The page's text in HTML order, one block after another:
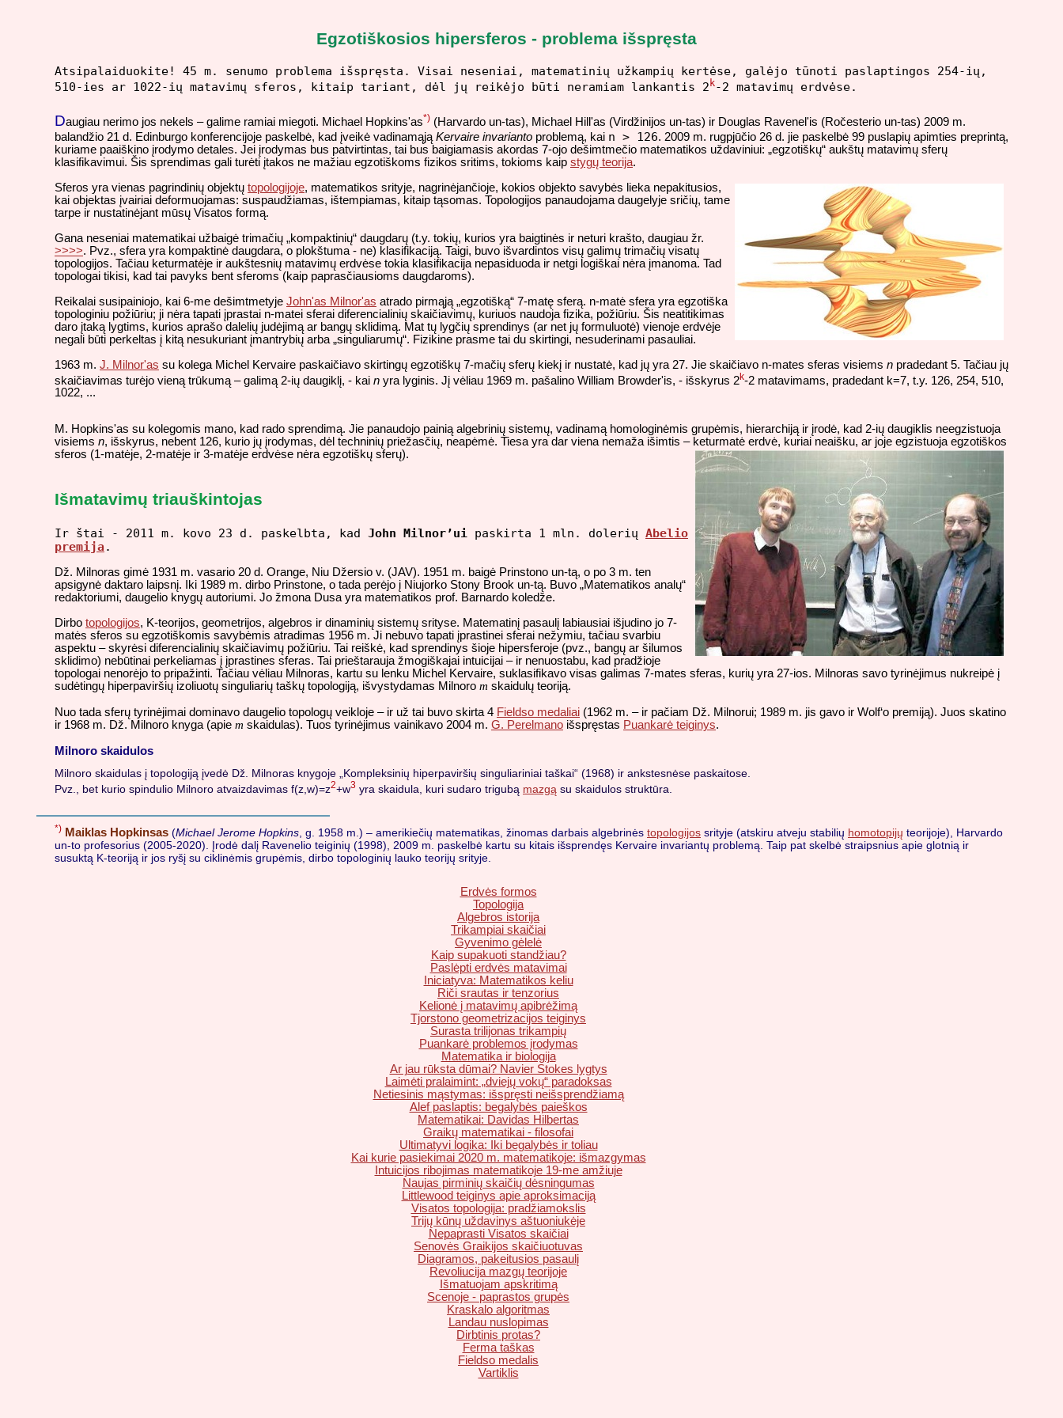
Egzotiškosios hipersferos - problema išspręsta
Atsipalaiduokite! 45 m. senumo problema išspręsta. Visai neseniai, matematinių užkampių kertėse, galėjo tūnoti paslaptingos 254-ių,
510-ies ar 1022-ių matavimų sferos, kitaip tariant, dėl jų reikėjo būti neramiam lankantis 2 k-2 matavimų erdvėse.
Daugiau nerimo jos nekels – galime ramiai miegoti. Michael Hopkins'as*) (Harvardo un-tas), Michael Hill'as (Virdžinijos un-tas) ir Douglas Ravenel'is (Ročesterio un-tas) 2009 m.
balandžio 21 d. Edinburgo konferencijoje paskelbė, kad įveikė vadinamąją Kervaire invarianto problemą, kai n > 126. 2009 m. rugpjūčio 26 d. jie paskelbė 99 puslapių apimties preprintą,
kuriame paaiškino įrodymo detales. Jei įrodymas bus patvirtintas, tai bus baigiamasis akordas 7-ojo dešimtmečio matematikos uždaviniui: „egzotiškų“ aukštų matavimų sferų
klasifikavimui. Šis sprendimas gali turėti įtakos ne mažiau egzotiškoms fizikos sritims, tokioms kaip stygų teorija.
Sferos yra vienas pagrindinių objektų topologijoje, matematikos srityje, nagrinėjančioje, kokios objekto savybės lieka nepakitusios,
kai objektas įvairiai deformuojamas: suspaudžiamas, ištempiamas, kitaip tąsomas. Topologijos panaudojama daugelyje sričių, tame
tarpe ir nustatinėjant mūsų Visatos formą.
Gana neseniai matematikai užbaigė trimačių „kompaktinių“ daugdarų (t.y. tokių, kurios yra baigtinės ir neturi krašto, daugiau žr.
>>>>. Pvz., sfera yra kompaktinė daugdara, o plokštuma - ne) klasifikaciją. Taigi, buvo išvardintos visų galimų trimačių visatų
topologijos. Tačiau keturmatėje ir aukštesnių matavimų erdvėse tokia klasifikacija nepasiduoda ir netgi logiškai nėra įmanoma. Tad
topologai tikisi, kad tai pavyks bent sferoms (kaip paprasčiausioms daugdaroms).
Reikalai susipainiojo, kai 6-me dešimtmetyje John'as Milnor'as atrado pirmąją „egzotišką“ 7-matę sferą. n-matė sfera yra egzotiška
topologiniu požiūriu; ji nėra tapati įprastai n-matei sferai diferencialinių skaičiavimų, kuriuos naudoja fizika, požiūriu. Šis neatitikimas
daro įtaką lygtims, kurios aprašo dalelių judėjimą ar bangų sklidimą. Mat tų lygčių sprendinys (ar net jų formuluotė) vienoje erdvėje
negali būti perkeltas į kitą nesukuriant įmantrybių arba „singuliarumų“. Fizikine prasme tai du skirtingi, nesuderinami pasauliai.
1963 m. J. Milnor'as su kolega Michel Kervaire paskaičiavo skirtingų egzotiškų 7-mačių sferų kiekį ir nustatė, kad jų yra 27. Jie skaičiavo n-mates sferas visiems n pradedant 5. Tačiau jų
skaičiavimas turėjo vieną trūkumą – galimą 2-ių daugiklį, - kai n yra lyginis. Jį vėliau 1969 m. pašalino William Browder'is, - išskyrus 2k-2 matavimams, pradedant k=7, t.y. 126, 254, 510,
1022, ...
M. Hopkins'as su kolegomis mano, kad rado sprendimą. Jie panaudojo painią algebrinių sistemų, vadinamą homologinėmis grupėmis, hierarchiją ir įrodė, kad 2-ių daugiklis neegzistuoja
visiems n, išskyrus, nebent 126, kurio jų įrodymas, dėl techninių priežasčių, neapėmė. Tiesa yra dar viena nemaža išimtis – keturmatė erdvė, kuriai neaišku, ar joje egzistuoja egzotiškos
sferos (1-matėje, 2-matėje ir 3-matėje erdvėse nėra egzotiškų sferų).
Išmatavimų triauškintojas
Ir štai - 2011 m. kovo 23 d. paskelbta, kad John Milnor’ui paskirta 1 mln. dolerių Abelio
premija .
Dž. Milnoras gimė 1931 m. vasario 20 d. Orange, Niu Džersio v. (JAV). 1951 m. baigė Prinstono un-tą, o po 3 m. ten
apsigynė daktaro laipsnį. Iki 1989 m. dirbo Prinstone, o tada perėjo į Niujorko Stony Brook un-tą. Buvo „Matematikos analų“
redaktoriumi, daugelio knygų autoriumi. Jo žmona Dusa yra matematikos prof. Barnardo koledže.
Dirbo topologijos, K-teorijos, geometrijos, algebros ir dinaminių sistemų srityse. Matematinį pasaulį labiausiai išjudino jo 7-
matės sferos su egzotiškomis savybėmis atradimas 1956 m. Ji nebuvo tapati įprastinei sferai nežymiu, tačiau svarbiu
aspektu – skyrėsi diferencialinių skaičiavimų požiūriu. Tai reiškė, kad sprendinys šioje hipersferoje (pvz., bangų ar šilumos
sklidimo) nebūtinai perkeliamas į įprastines sferas. Tai prieštarauja žmogiškajai intuicijai – ir nenuostabu, kad pradžioje
topologai nenorėjo to pripažinti. Tačiau vėliau Milnoras, kartu su lenku Michel Kervaire, suklasifikavo visas galimas 7-mates sferas, kurių yra 27-ios. Milnoras savo tyrinėjimus nukreipė į
sudėtingų hiperpaviršių izoliuotų singuliarių taškų topologiją, išvystydamas Milnoro m skaidulų teoriją.
Nuo tada sferų tyrinėjimai dominavo daugelio topologų veikloje – ir už tai buvo skirta 4 Fieldso medaliai (1962 m. – ir pačiam Dž. Milnorui; 1989 m. jis gavo ir Wolf‘o premiją). Juos skatino
ir 1968 m. Dž. Milnoro knyga (apie m skaidulas). Tuos tyrinėjimus vainikavo 2004 m. G. Perelmano išspręstas Puankarė teiginys.
Milnoro skaidulos
Milnoro skaidulas į topologiją įvedė Dž. Milnoras knygoje „Kompleksinių hiperpaviršių singuliariniai taškai“ (1968) ir ankstesnėse paskaitose.
Pvz., bet kurio spindulio Milnoro atvaizdavimas f(z,w)=z2+w3 yra skaidula, kuri sudaro trigubą mazgą su skaidulos struktūra.
*) Maiklas Hopkinsas (Michael Jerome Hopkins , g. 1958 m.) – amerikiečių matematikas, žinomas darbais algebrinės topologijos srityje (atskiru atveju stabilių homotopijų teorijoje), Harvardo
un-to profesorius (2005-2020). Įrodė dalį Ravenelio teiginių (1998), 2009 m. paskelbė kartu su kitais išsprendęs Kervaire invariantų problemą. Taip pat skelbė straipsnius apie glotnią ir
susuktą K-teoriją ir jos ryšį su ciklinėmis grupėmis, dirbo topologinių lauko teorijų srityje.
Erdvės formos
Topologija
Algebros istorija
Trikampiai skaičiai
Gyvenimo gėlelė
Kaip supakuoti standžiau?
Paslėpti erdvės matavimai
Iniciatyva: Matematikos keliu
Riči srautas ir tenzorius
Kelionė į matavimų apibrėžimą
Tjorstono geometrizacijos teiginys
Surasta trilijonas trikampių
Puankarė problemos įrodymas
Matematika ir biologija
Ar jau rūksta dūmai? Navier Stokes lygtys
Laimėti pralaimint: „dviejų vokų“ paradoksas
Netiesinis mąstymas: išspręsti neišsprendžiamą
Alef paslaptis: begalybės paieškos
Matematikai: Davidas Hilbertas
Graikų matematikai - filosofai
Ultimatyvi logika: Iki begalybės ir toliau
Kai kurie pasiekimai 2020 m. matematikoje: išmazgymas
Intuicijos ribojimas matematikoje 19-me amžiuje
Naujas pirminių skaičių dėsningumas
Littlewood teiginys apie aproksimaciją
Visatos topologija: pradžiamokslis
Trijų kūnų uždavinys aštuoniukėje
Nepaprasti Visatos skaičiai
Senovės Graikijos skaičiuotuvas
Diagramos, pakeitusios pasaulį
Revoliucija mazgų teorijoje
Išmatuojam apskritimą
Scenoje - paprastos grupės
Kraskalo algoritmas
Landau nuslopimas
Dirbtinis protas?
Ferma taškas
Fieldso medalis
Vartiklis